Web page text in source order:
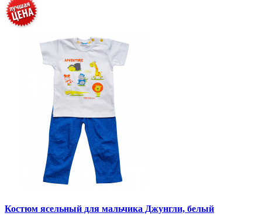
Костюм ясельный для мальчика Джунгли, белый